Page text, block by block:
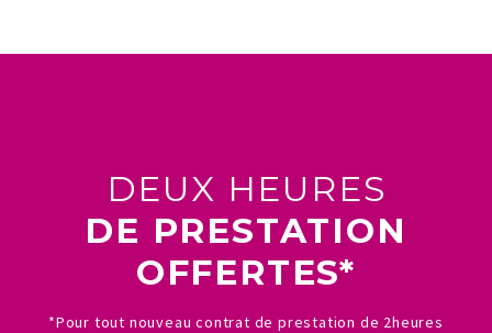
DEUX HEURES
DE PRESTATION
OFFERTES*
*Pour tout nouveau contrat de prestation de 2heures